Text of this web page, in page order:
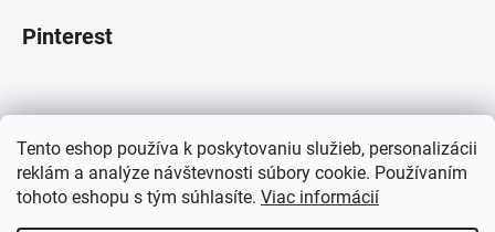
Tento eshop používa k poskytovaniu služieb, personalizácii
reklám a analýze návštevnosti súbory cookie. Používaním
tohoto eshopu s tým súhlasíte. Viac informácií
Pinterest
Instagram